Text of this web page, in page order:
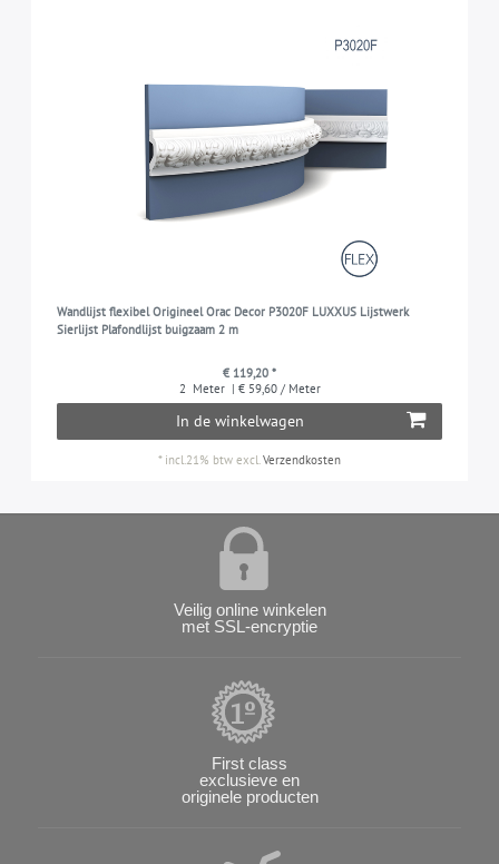
Wandlijst flexibel Origineel Orac Decor P3020F LUXXUS Lijstwerk
Sierlijst Plafondlijst buigzaam 2 m
€ 119,20 *
2 Meter | € 59,60 / Meter
In de winkelwagen
* incl.21% btw excl.Verzendkosten
Veilig online winkelen
met SSL-encryptie
First class
exclusieve en
originele producten